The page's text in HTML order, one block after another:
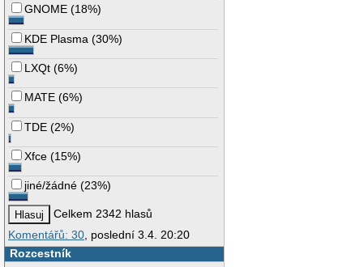
GNOME (18%)
KDE Plasma (30%)
LXQt (6%)
MATE (6%)
TDE (2%)
Xfce (15%)
jiné/žádné (23%)
Celkem 2342 hlasů
Komentářů: 30 , poslední 3.4. 20:20
Rozcestník